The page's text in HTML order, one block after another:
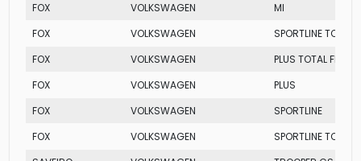
FOX
VOLKSWAGEN
MI
FOX
VOLKSWAGEN
SPORTLINE TOTAL
FOX
VOLKSWAGEN
PLUS TOTAL FLEX
FOX
VOLKSWAGEN
PLUS
FOX
VOLKSWAGEN
SPORTLINE
FOX
VOLKSWAGEN
SPORTLINE TOTAL